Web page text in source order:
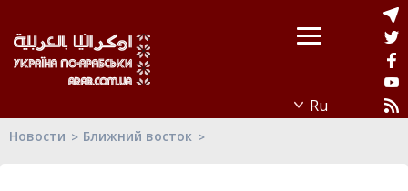
Новости Ближний восток